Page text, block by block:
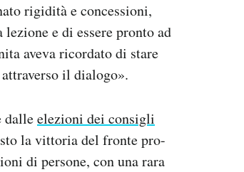
rigidità e concessioni,
e di essere pronto ad
aveva ricordato di stare
il dialogo».
dalleelezioni dei consigli
la vittoria del fronte pro-
di persone, con una rara